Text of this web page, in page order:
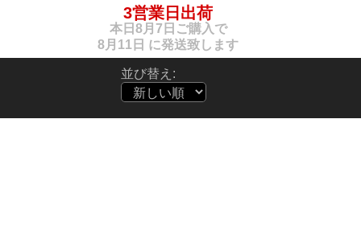
3営業日出荷
本日 8月7日 ご購入で
8月11日 に発送致します
並び替え: